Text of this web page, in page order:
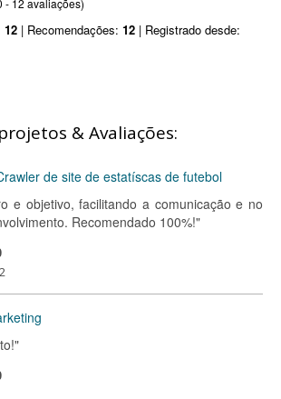
- 12 avaliações)
12 | Recomendações: 12 | Registrado desde:
& Avaliações:
de site de estatíscas de futebol
e objetivo, facilitando a comunicação e no
Recomendado 100%!"